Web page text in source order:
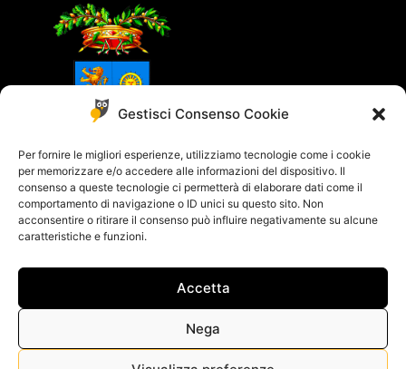
Gestisci Consenso Cookie
Per fornire le migliori esperienze, utilizziamo tecnologie come i cookie
per memorizzare e/o accedere alle informazioni del dispositivo. Il
consenso a queste tecnologie ci permetterà di elaborare dati come il
comportamento di navigazione o ID unici su questo sito. Non
acconsentire o ritirare il consenso può influire negativamente su alcune
caratteristiche e funzioni.
Accetta
Nega
© 2018 - 2021 All rights reserved - Powered by